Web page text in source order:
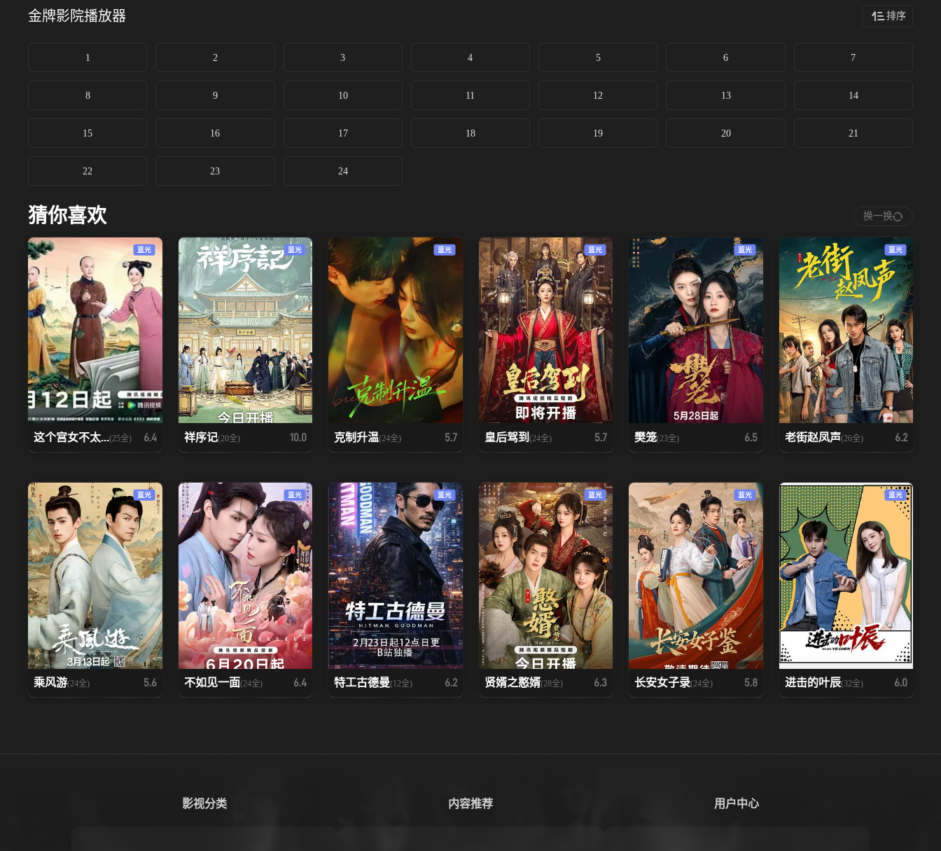
金牌影院播放器 排序
1 2 3 4 5 6 7
8 9 10 11 12 13 14
15 16 17 18 19 20 21
22 23 24
猜你喜欢 换一换
蓝光
这个宫女不太...(25全) 6.4
蓝光
祥序记(20全) 10.0
蓝光
克制升温(24全) 5.7
蓝光
皇后驾到 (24全) 5.7
蓝光
樊笼(23全) 6.5
蓝光
老街赵凤声(26全) 6.2
蓝光
乘风游(24全) 5.6
蓝光
不如见一面(24全) 6.4
蓝光
特工古德曼(12全) 6.2
蓝光
贤婿之憨婿(28全) 6.3
蓝光
长安女子录(24全) 5.8
蓝光
进击的叶辰(32全) 6.0
影视分类 内容推荐 用户中心